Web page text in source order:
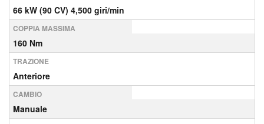
66 kW (90 CV) 4,500 giri/min
COPPIA MASSIMA
160 Nm
TRAZIONE
Anteriore
CAMBIO
Manuale